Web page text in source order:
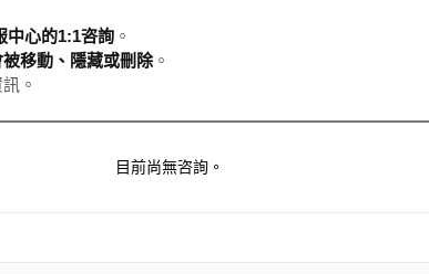
中心的1:1咨詢 。
移動、隱藏或刪除。
。
目前尚無咨詢。